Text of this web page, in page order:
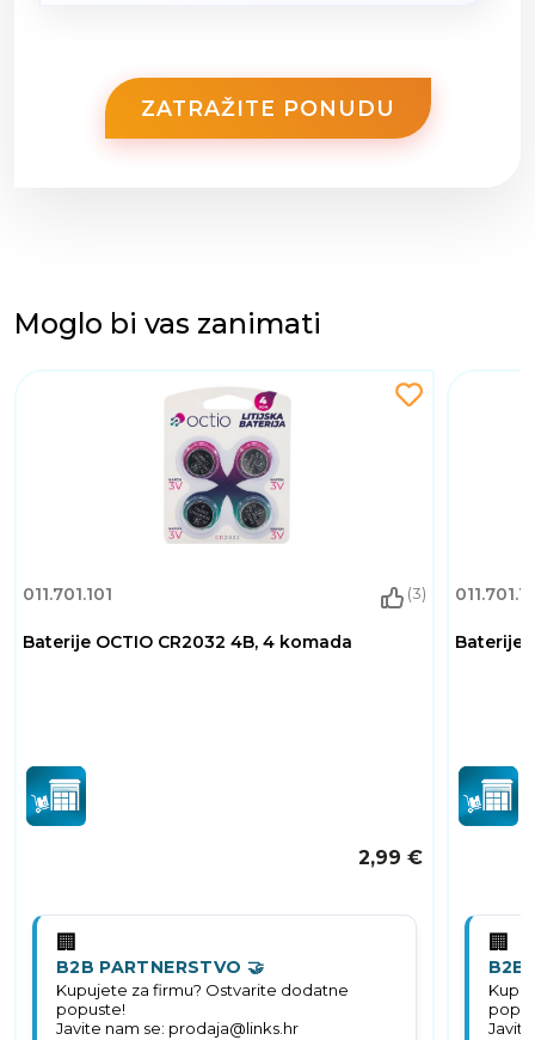
ZATRAŽITE PONUDU
Moglo bi vas zanimati
011.701.101 (3)
Baterije OCTIO CR2032 4B, 4 komada
2,99 €
🏢
B2B PARTNERSTVO 🤝
Kupujete za firmu? Ostvarite dodatne
popuste!
Javite nam se: prodaja@links.hr
Baterije
🏢
B2B